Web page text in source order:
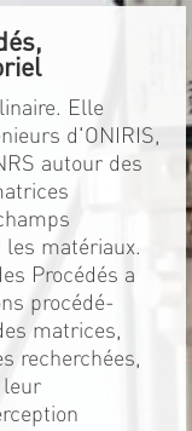
Elle
d'ONIRIS,
autour des
matériaux.
Procédés a
procédé-
matrices,
recherchées,